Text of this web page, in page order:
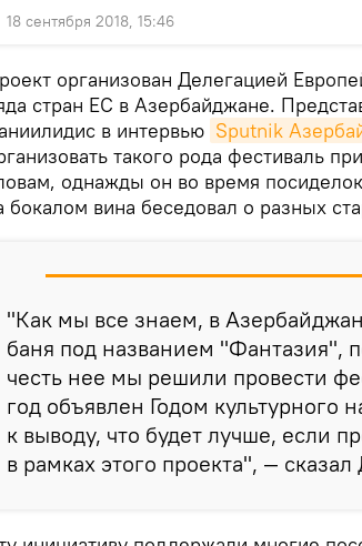
18 сентября 2018, 15:46
организован Делегацией
стран ЕС в Азербайджане.
в интервью Sputnik
такого рода фестиваль
однажды он во время
бокалом вина беседовал о разных
"Как мы все знаем, в
баня под названием "Фантазия",
честь нее мы решили провести
год объявлен Годом культурного
к выводу, что будет лучше, если
в рамках этого проекта", —